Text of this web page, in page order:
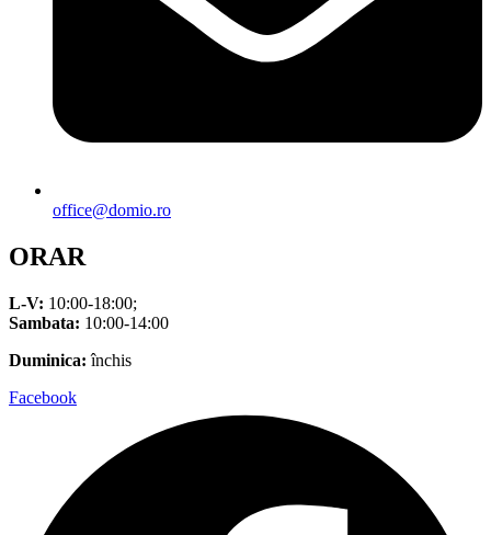
office@domio.ro
ORAR
L-V: 10:00-18:00;
Sambata: 10:00-14:00
Duminica: închis
Facebook